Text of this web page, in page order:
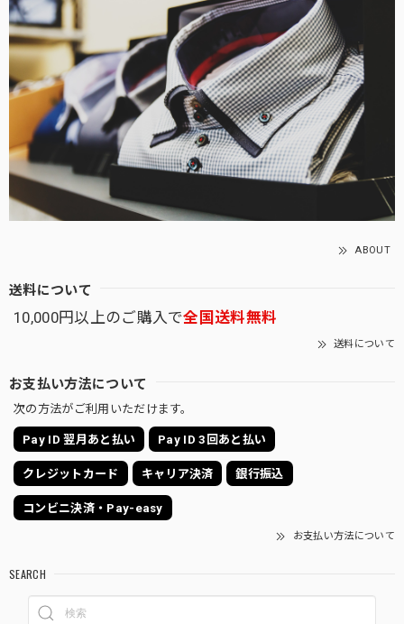
ABOUT
送料について
10,000円以上のご購入で全国送料無料
送料について
お支払い方法について
次の方法がご利用いただけます。
Pay ID 翌月あと払い Pay ID 3回あと払い
クレジットカード キャリア決済 銀行振込
コンビニ決済・Pay-easy
お支払い方法について
SEARCH